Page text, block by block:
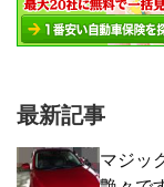
最新記事
マジッ